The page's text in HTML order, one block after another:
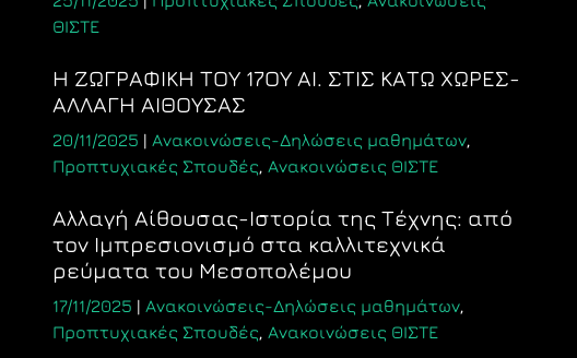
ΘΙΣΤΕ
Η ΖΩΓΡΑΦΙΚΗ ΤΟΥ 17ΟΥ ΑΙ. ΣΤΙΣ ΚΑΤΩ ΧΩΡΕΣ-
ΑΛΛΑΓΗ ΑΙΘΟΥΣΑΣ
20/11/2025 | Ανακοινώσεις-Δηλώσεις μαθημάτων,
Προπτυχιακές Σπουδές, Ανακοινώσεις ΘΙΣΤΕ
Αλλαγή Αίθουσας-Ιστορία της Τέχνης: από
τον Ιμπρεσιονισμό στα καλλιτεχνικά
ρεύματα του Μεσοπολέμου
17/11/2025 | Ανακοινώσεις-Δηλώσεις μαθημάτων,
Προπτυχιακές Σπουδές, Ανακοινώσεις ΘΙΣΤΕ